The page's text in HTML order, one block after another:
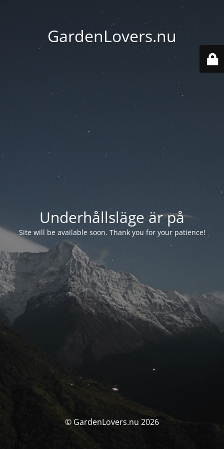
GardenLovers.nu
Underhållsläge är på
Site will be available soon. Thank you for your patience!
© GardenLovers.nu 2026